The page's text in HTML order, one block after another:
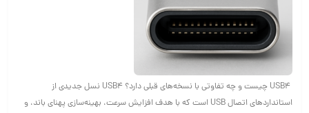
USB4 چیست و چه تفاوتی با نسخه‌های قبلی دارد؟ USB4 نسل جدیدی از
استانداردهای اتصال USB است که با هدف افزایش سرعت، بهینه‌سازی پهنای باند، و